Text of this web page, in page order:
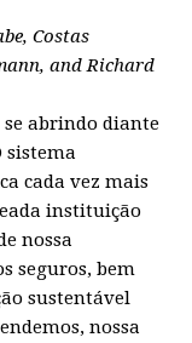
Costas
and Richard
abrindo diante
sistema
cada vez mais
instituição
nossa
seguros, bem
sustentável
nossa